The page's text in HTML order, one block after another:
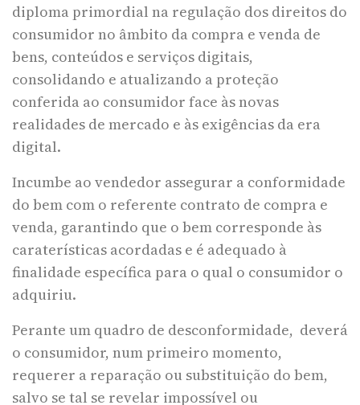
diploma primordial na regulação dos direitos do
consumidor no âmbito da compra e venda de
bens, conteúdos e serviços digitais,
consolidando e atualizando a proteção
conferida ao consumidor face às novas
realidades de mercado e às exigências da era
digital.
Incumbe ao vendedor assegurar a conformidade
do bem com o referente contrato de compra e
venda, garantindo que o bem corresponde às
caraterísticas acordadas e é adequado à
finalidade específica para o qual o consumidor o
adquiriu.
Perante um quadro de desconformidade, deverá
o consumidor, num primeiro momento,
requerer a reparação ou substituição do bem,
salvo se tal se revelar impossível ou